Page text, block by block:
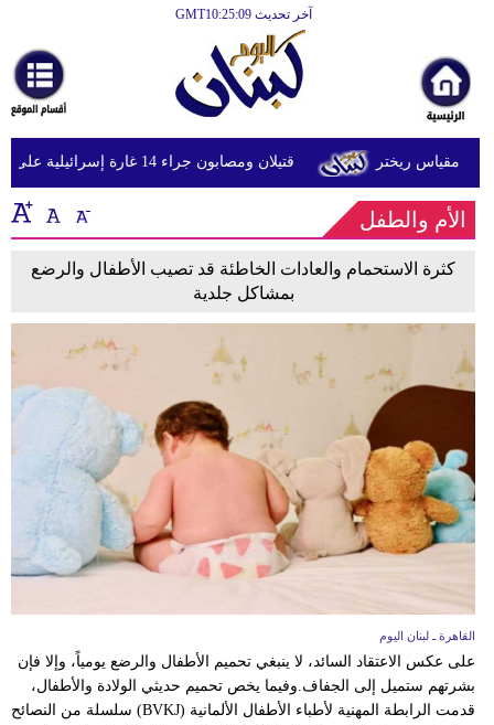
آخر تحديث GMT10:25:09
أخبارعاجلة
رياضة
ثقافة
إقتصاد
فن
أزياء
صحة
وتغذية
سياحة
وسفر
ديكور
إعلام
تعليم
قتيلان ومصابون جراء 14 غارة إسرائيلية على شرق وجنوب لبنان
الأم والطفل
كثرة الاستحمام والعادات الخاطئة قد تصيب الأطفال والرضع
بمشاكل جلدية
القاهرة ـ لبنان اليوم
على عكس الاعتقاد السائد، لا ينبغي تحميم الأطفال والرضع يومياً، وإلا فإن
بشرتهم ستميل إلى الجفاف.وفيما يخص تحميم حديثي الولادة والأطفال،
قدمت الرابطة المهنية لأطباء الأطفال الألمانية (BVKJ) سلسلة من النصائح